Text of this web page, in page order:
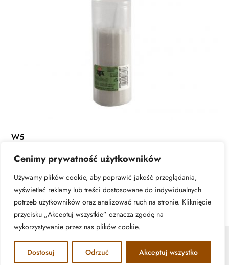
Cenimy prywatność użytkowników
Używamy plików cookie, aby poprawić jakość przeglądania,
wyświetlać reklamy lub treści dostosowane do indywidualnych
potrzeb użytkowników oraz analizować ruch na stronie. Kliknięcie
przycisku „Akceptuj wszystkie” oznacza zgodę na
wykorzystywanie przez nas plików cookie.
Dostosuj Odrzuć Akceptuj wszystko
W5
READ MORE
© ATA Znicze - 2026 | All rights reserved. Realizacja:
www.woh.group